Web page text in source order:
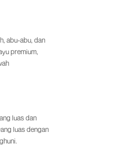
abu-abu, dan
premium,
luas dan
luas dengan